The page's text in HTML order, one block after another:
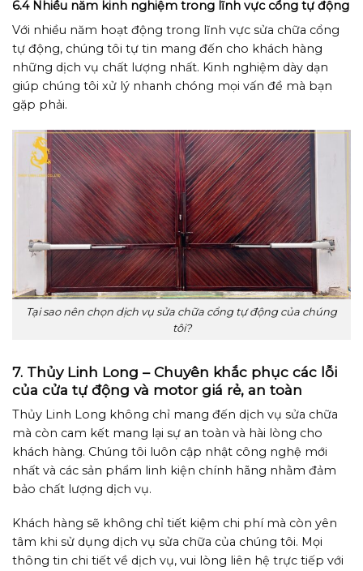
6.4 Nhiều năm kinh nghiệm trong lĩnh vực cổng tự động
Với nhiều năm hoạt động trong lĩnh vực sửa chữa cổng
tự động, chúng tôi tự tin mang đến cho khách hàng
những dịch vụ chất lượng nhất. Kinh nghiệm dày dạn
giúp chúng tôi xử lý nhanh chóng mọi vấn đề mà bạn
gặp phải.
Tại sao nên chọn dịch vụ sửa chữa cổng tự động của chúng
tôi?
7. Thủy Linh Long – Chuyên khắc phục các lỗi
của cửa tự động và motor giá rẻ, an toàn
Thủy Linh Long không chỉ mang đến dịch vụ sửa chữa
mà còn cam kết mang lại sự an toàn và hài lòng cho
khách hàng. Chúng tôi luôn cập nhật công nghệ mới
nhất và các sản phẩm linh kiện chính hãng nhằm đảm
bảo chất lượng dịch vụ.
Khách hàng sẽ không chỉ tiết kiệm chi phí mà còn yên
tâm khi sử dụng dịch vụ sửa chữa của chúng tôi. Mọi
thông tin chi tiết về dịch vụ, vui lòng liên hệ trực tiếp với